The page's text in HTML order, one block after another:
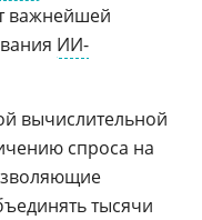
важнейшей
ИИ-
вычислительной
спроса на
тысячи